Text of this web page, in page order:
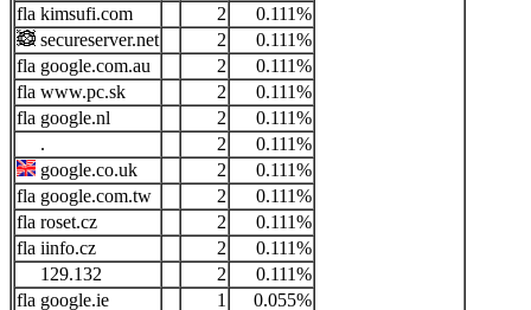
kimsufi.com
2
0.111%
secureserver.net
2
0.111%
google.com.au
2
0.111%
www.pc.sk
2
0.111%
google.nl
2
0.111%
.
2
0.111%
google.co.uk
2
0.111%
google.com.tw
2
0.111%
roset.cz
2
0.111%
iinfo.cz
2
0.111%
129.132
2
0.111%
google.ie
1 0.055%